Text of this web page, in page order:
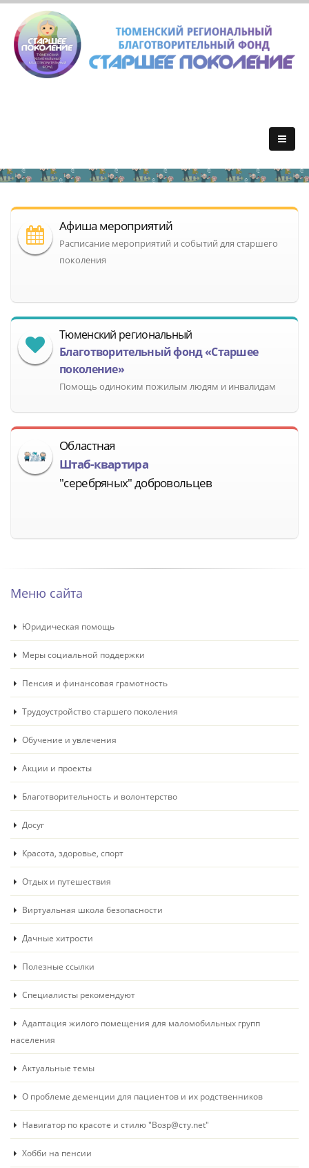
Афиша мероприятий
Расписание мероприятий и событий для старшего
поколения
Тюменский региональный
Благотворительный фонд «Старшее
поколение»
Помощь одиноким пожилым людям и инвалидам
Областная
Штаб-квартира
"серебряных" добровольцев
Меню сайта
Юридическая помощь
Меры социальной поддержки
Пенсия и финансовая грамотность
Трудоустройство старшего поколения
Обучение и увлечения
Акции и проекты
Благотворительность и волонтерство
Досуг
Красота, здоровье, спорт
Отдых и путешествия
Виртуальная школа безопасности
Дачные хитрости
Полезные ссылки
Специалисты рекомендуют
Адаптация жилого помещения для маломобильных групп
населения
Актуальные темы
О проблеме деменции для пациентов и их родственников
Навигатор по красоте и стилю "Возр@сту.net"
Хобби на пенсии